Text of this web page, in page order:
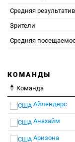
Средняя
Зрители
Средняя
КОМАНДЫ
Команда
Айлендерс
Анахайм
Аризона